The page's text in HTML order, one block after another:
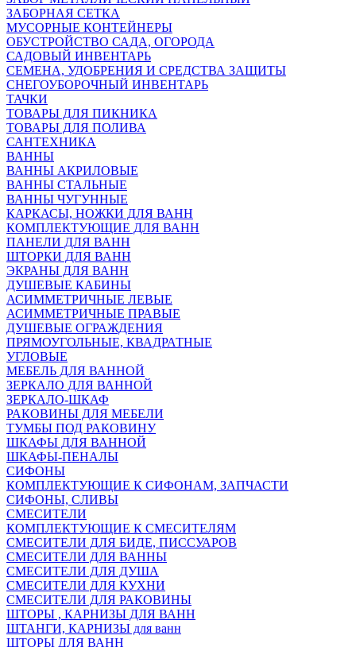
ЗАБОРНАЯ СЕТКА
МУСОРНЫЕ КОНТЕЙНЕРЫ
ОБУСТРОЙСТВО САДА, ОГОРОДА
САДОВЫЙ ИНВЕНТАРЬ
СЕМЕНА, УДОБРЕНИЯ И СРЕДСТВА ЗАЩИТЫ
СНЕГОУБОРОЧНЫЙ ИНВЕНТАРЬ
ТАЧКИ
ТОВАРЫ ДЛЯ ПИКНИКА
ТОВАРЫ ДЛЯ ПОЛИВА
САНТЕХНИКА
ВАННЫ
ВАННЫ АКРИЛОВЫЕ
ВАННЫ СТАЛЬНЫЕ
ВАННЫ ЧУГУННЫЕ
КАРКАСЫ, НОЖКИ ДЛЯ ВАНН
КОМПЛЕКТУЮЩИЕ ДЛЯ ВАНН
ПАНЕЛИ ДЛЯ ВАНН
ШТОРКИ ДЛЯ ВАНН
ЭКРАНЫ ДЛЯ ВАНН
ДУШЕВЫЕ КАБИНЫ
АСИММЕТРИЧНЫЕ ЛЕВЫЕ
АСИММЕТРИЧНЫЕ ПРАВЫЕ
ДУШЕВЫЕ ОГРАЖДЕНИЯ
ПРЯМОУГОЛЬНЫЕ, КВАДРАТНЫЕ
УГЛОВЫЕ
МЕБЕЛЬ ДЛЯ ВАННОЙ
ЗЕРКАЛО ДЛЯ ВАННОЙ
ЗЕРКАЛО-ШКАФ
РАКОВИНЫ ДЛЯ МЕБЕЛИ
ТУМБЫ ПОД РАКОВИНУ
ШКАФЫ ДЛЯ ВАННОЙ
ШКАФЫ-ПЕНАЛЫ
СИФОНЫ
КОМПЛЕКТУЮЩИЕ К СИФОНАМ, ЗАПЧАСТИ
СИФОНЫ, СЛИВЫ
СМЕСИТЕЛИ
КОМПЛЕКТУЮЩИЕ К СМЕСИТЕЛЯМ
СМЕСИТЕЛИ ДЛЯ БИДЕ, ПИССУАРОВ
СМЕСИТЕЛИ ДЛЯ ВАННЫ
СМЕСИТЕЛИ ДЛЯ ДУША
СМЕСИТЕЛИ ДЛЯ КУХНИ
СМЕСИТЕЛИ ДЛЯ РАКОВИНЫ
ШТОРЫ , КАРНИЗЫ ДЛЯ ВАНН
ШТАНГИ, КАРНИЗЫ для ванн
ШТОРЫ ДЛЯ ВАНН